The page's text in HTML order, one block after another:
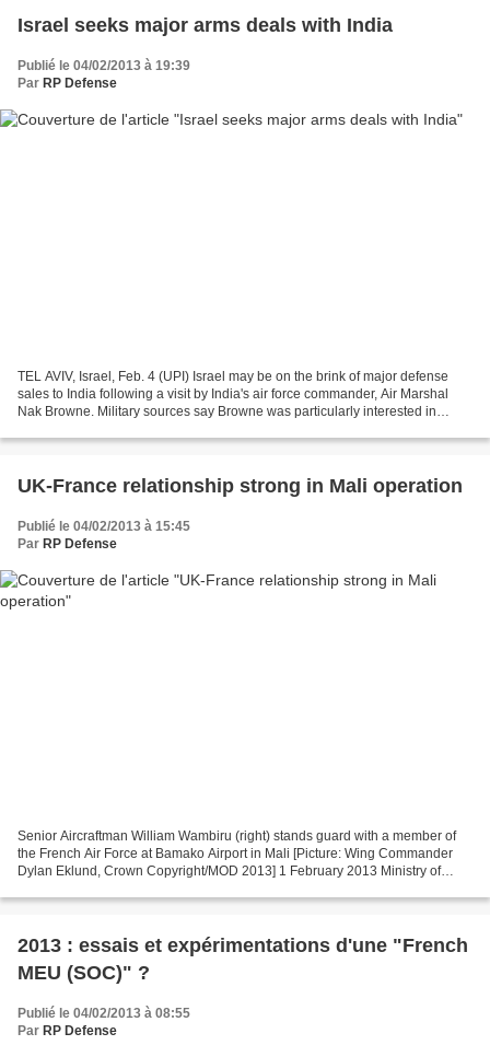
Israel seeks major arms deals with India
Publié le 04/02/2013 à 19:39
Par RP Defense
TEL AVIV, Israel, Feb. 4 (UPI) Israel may be on the brink of major defense
sales to India following a visit by India's air force commander, Air Marshal
Nak Browne. Military sources say Browne was particularly interested in
UK-France relationship strong in Mali operation
Publié le 04/02/2013 à 15:45
Par RP Defense
Senior Aircraftman William Wambiru (right) stands guard with a member of
the French Air Force at Bamako Airport in Mali [Picture: Wing Commander
Dylan Eklund, Crown Copyright/MOD 2013] 1 February 2013 Ministry of
2013 : essais et expérimentations d'une "French
MEU (SOC)" ?
Publié le 04/02/2013 à 08:55
Par RP Defense